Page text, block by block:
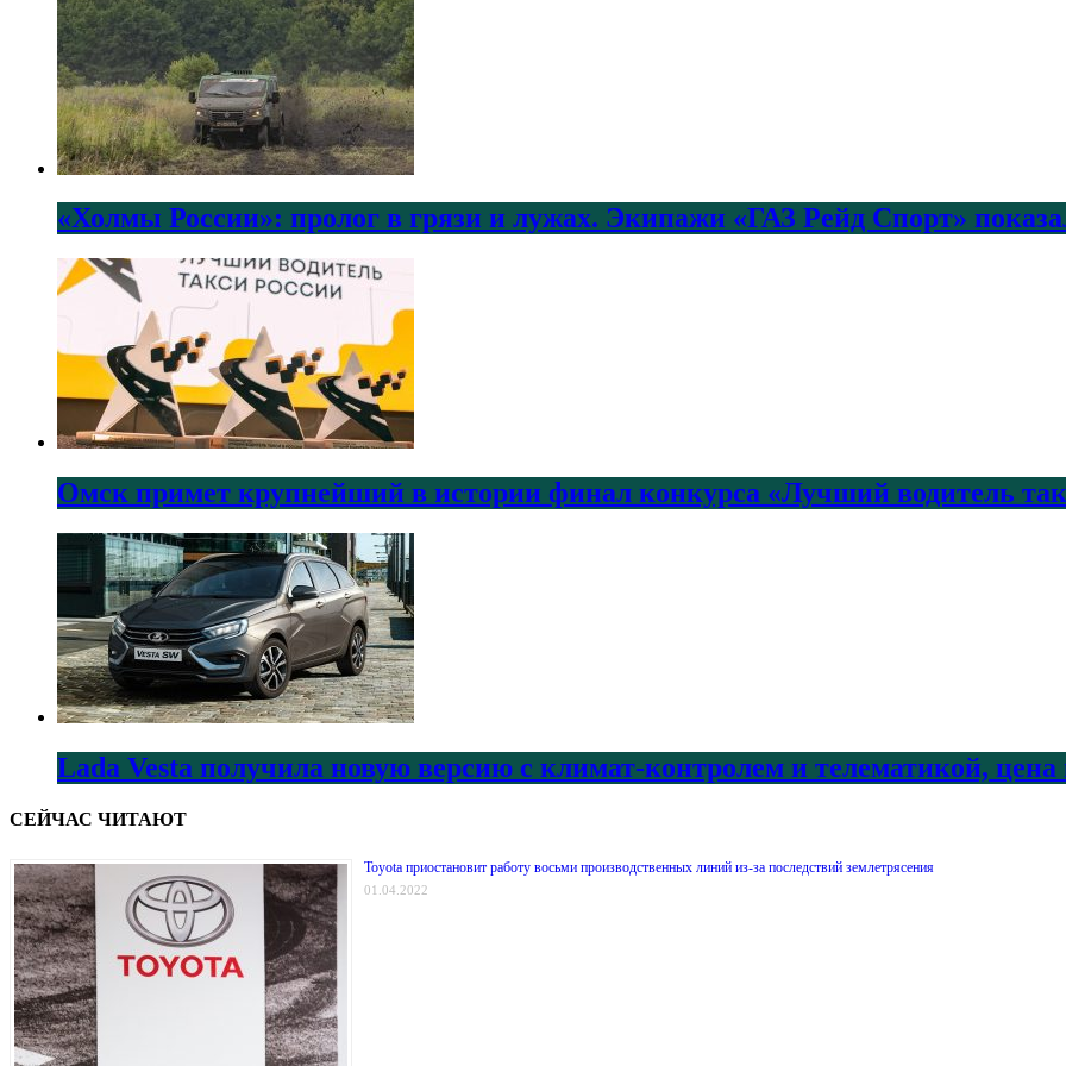
«Холмы России»: пролог в грязи и лужах. Экипажи «ГАЗ Рейд Спорт»
Омск примет крупнейший в истории финал конкурса «Лучший водитель
Lada Vesta получила новую версию с климат-контролем и телематикой, цена
СЕЙЧАС ЧИТАЮТ
Toyota приостановит работу восьми производственных линий из-за последствий землетрясения
01.04.2022